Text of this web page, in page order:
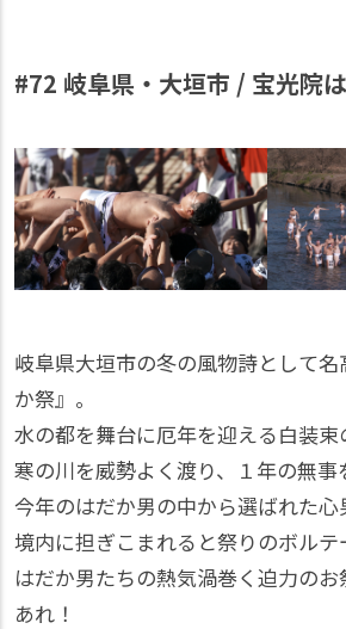
#72 岐阜県・大垣市 / 宝光院
岐阜県大垣市の冬の風物詩として
か祭』。
水の都を舞台に厄年を迎える白装
寒の川を威勢よく渡り、１年の無事
今年のはだか男の中から選ばれた心
境内に担ぎこまれると祭りのボルテ
はだか男たちの熱気渦巻く迫力の
あれ！